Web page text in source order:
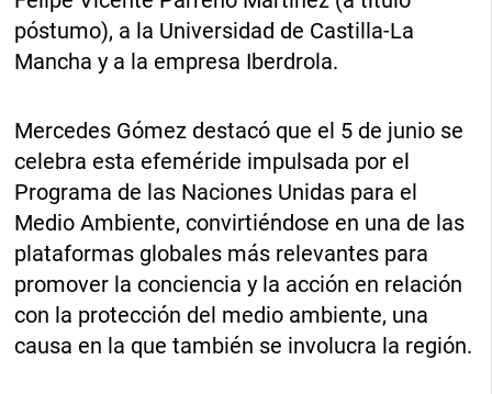
póstumo), a la Universidad de Castilla-La
Mancha y a la empresa Iberdrola.
Mercedes Gómez destacó que el 5 de junio se
celebra esta efeméride impulsada por el
Programa de las Naciones Unidas para el
Medio Ambiente, convirtiéndose en una de las
plataformas globales más relevantes para
promover la conciencia y la acción en relación
con la protección del medio ambiente, una
causa en la que también se involucra la región.